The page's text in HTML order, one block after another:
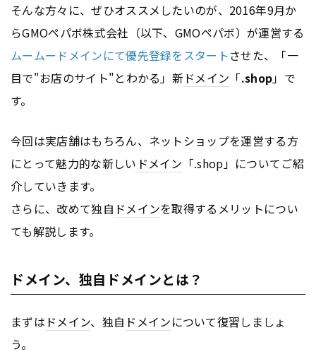
そんな方々に、ぜひオススメしたいのが、2016年9月か
らGMOペパボ株式会社（以下、GMOペパボ）が運営する
ムームードメインにて優先登録をスタートさせた、「一
目で"お店のサイト"とわかる」新 ドメイン 「.shop」で
す。
今回は実店舗はもちろん、ネットショップを運営する方
にとって魅力的な新しい ドメイン 「.shop」についてご紹
介していきます。
さらに、改めて独自 ドメインを取得するメリットについ
ても解説します。
ドメイン、独自ドメインとは？
まずは ドメイン、独自 ドメインについて復習しましょ
う。